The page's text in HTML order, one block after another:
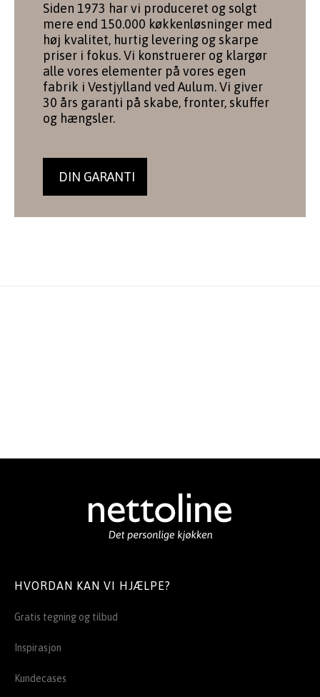
Siden 1973 har vi produceret og solgt
mere end 150.000 køkkenløsninger med
høj kvalitet, hurtig levering og skarpe
priser i fokus. Vi konstruerer og klargør
alle vores elementer på vores egen
fabrik i Vestjylland ved Aulum. Vi giver
30 års garanti på skabe, fronter, skuffer
og hængsler.
DIN GARANTI
HVORDAN KAN VI HJÆLPE?
Gratis tegning og tilbud
Inspirasjon
Kundecases